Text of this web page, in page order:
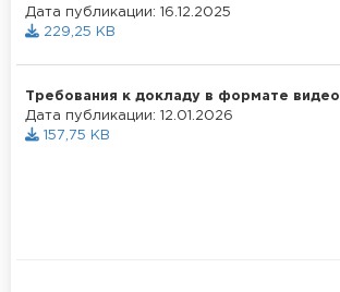
Дата публикации: 16.12.2025
229,25 KB
Требования к докладу в формате
Дата публикации: 12.01.2026
157,75 KB